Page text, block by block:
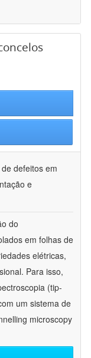
defeitos em
e
do
em folhas de
elétricas,
Para isso,
(tip-
um sistema de
microscopy